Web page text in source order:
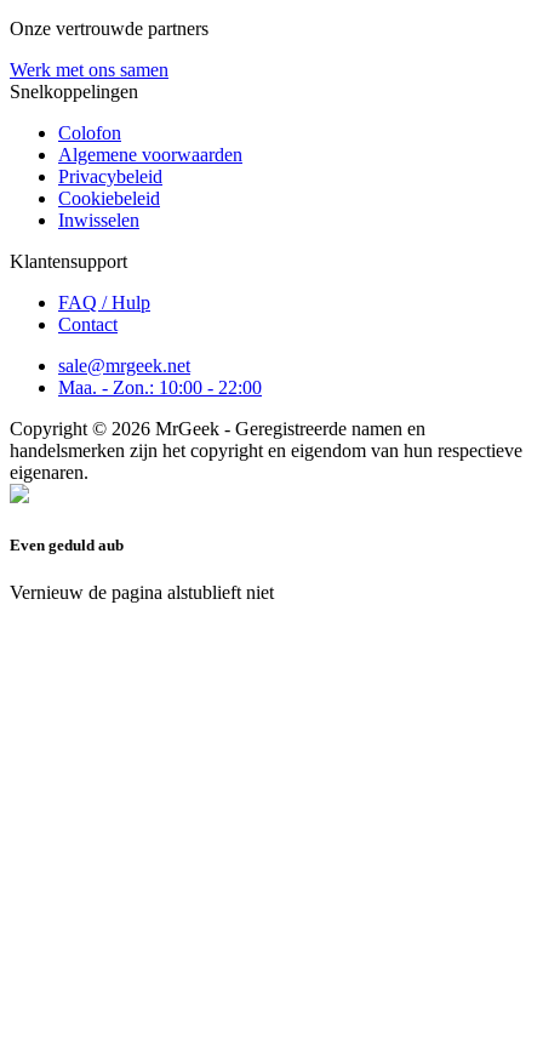
Onze vertrouwde partners
Werk met ons samen
Snelkoppelingen
Colofon
Algemene voorwaarden
Privacybeleid
Cookiebeleid
Inwisselen
Klantensupport
FAQ / Hulp
Contact
sale@mrgeek.net
Maa. - Zon.: 10:00 - 22:00
Copyright © 2026 MrGeek - Geregistreerde namen en
handelsmerken zijn het copyright en eigendom van hun respectieve
eigenaren.
Even geduld aub
Vernieuw de pagina alstublieft niet